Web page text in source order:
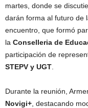
martes, donde se
darán forma al futuro de
encuentro, que formó
la Conselleria de
participación de
STEPV y UGT
Durante la reunión,
Novigi+ , destacando